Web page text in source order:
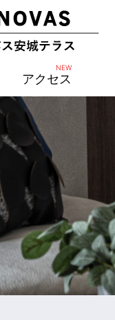
アクセス